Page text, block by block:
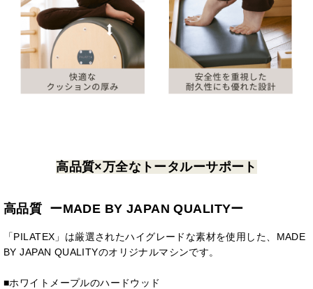
高品質×万全なトータルーサポート
高品質 ーMADE BY JAPAN QUALITYー
「PILATEX」は厳選されたハイグレードな素材を使用した、MADE
BY JAPAN QUALITYのオリジナルマシンです。
■ホワイトメープルのハードウッド